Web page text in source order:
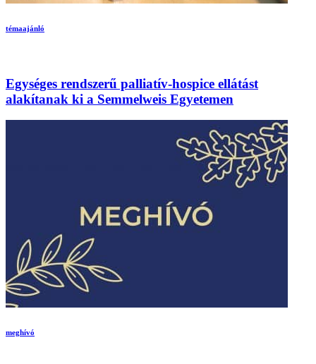
témaajánló
Egységes rendszerű palliatív-hospice ellátást
alakítanak ki a Semmelweis Egyetemen
meghívó